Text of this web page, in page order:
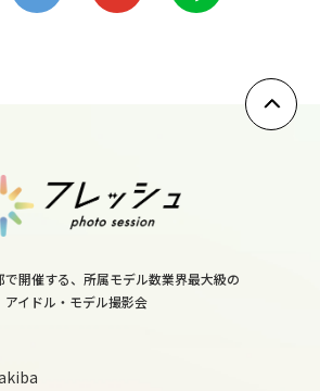
で開催する、所属モデル数業界最大級の
アイドル・モデル撮影会